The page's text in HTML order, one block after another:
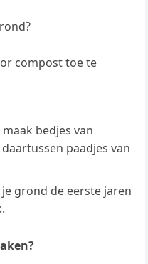
compost toe te
bedjes van
paadjes van
grond de eerste jaren